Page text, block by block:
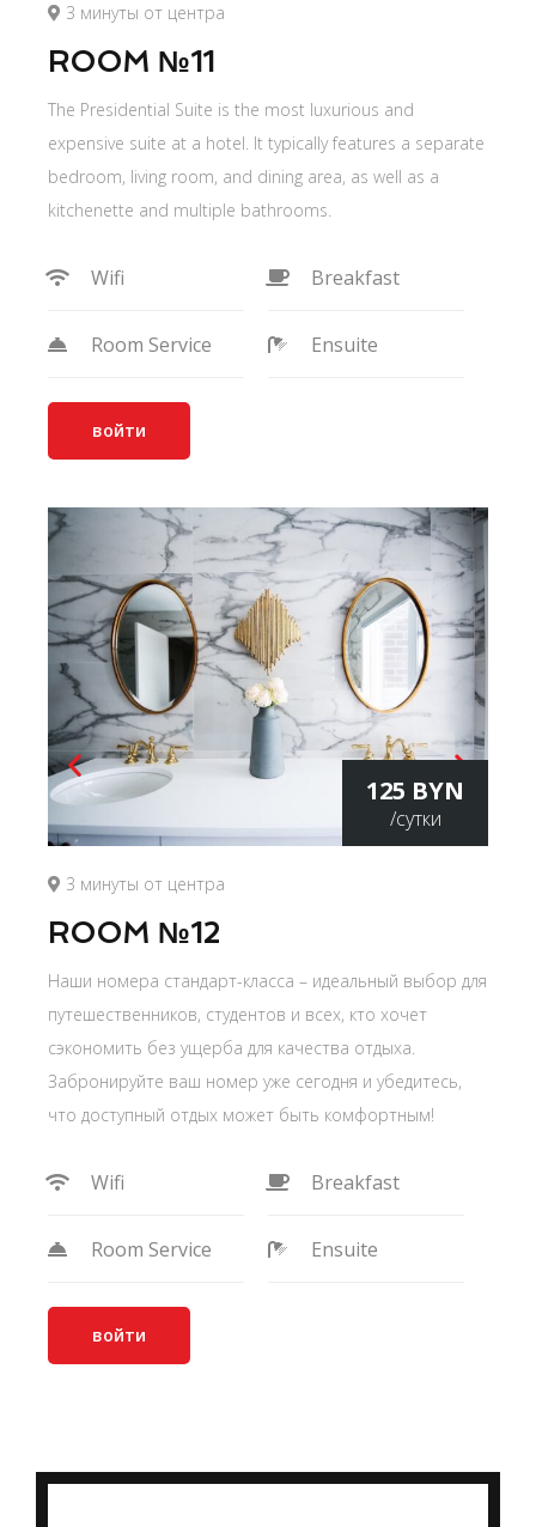
3 минуты от центра
ROOM №11
The Presidential Suite is the most luxurious and
expensive suite at a hotel. It typically features a separate
bedroom, living room, and dining area, as well as a
kitchenette and multiple bathrooms.
Wifi Breakfast
Room Service Ensuite
войти
125 BYN
/сутки
3 минуты от центра
ROOM №12
Наши номера стандарт-класса – идеальный выбор для
путешественников, студентов и всех, кто хочет
сэкономить без ущерба для качества отдыха.
Забронируйте ваш номер уже сегодня и убедитесь,
что доступный отдых может быть комфортным!
Wifi Breakfast
Room Service Ensuite
войти